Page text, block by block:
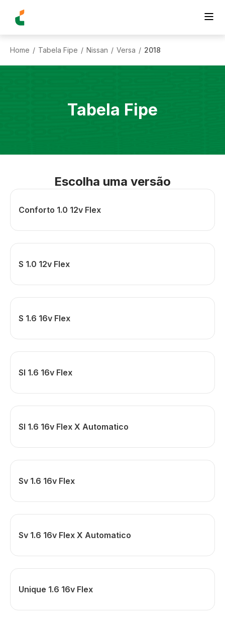
Home / Tabela Fipe / Nissan / Versa / 2018
Tabela Fipe
Escolha uma versão
Conforto 1.0 12v Flex
S 1.0 12v Flex
S 1.6 16v Flex
Sl 1.6 16v Flex
Sl 1.6 16v Flex X Automatico
Sv 1.6 16v Flex
Sv 1.6 16v Flex X Automatico
Unique 1.6 16v Flex